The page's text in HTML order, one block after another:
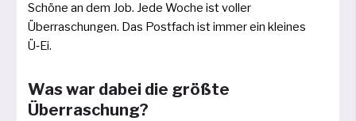
Schöne an dem Job. Jede Woche ist vol­ler
Überraschungen. Das Postfach ist immer ein klei­nes
Ü‑Ei.
Was war dabei die größte
Überraschung?